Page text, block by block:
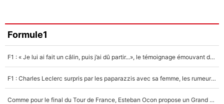
Faris Moumbagna
5%
Un autre joueur
5%
Formule1
F1 : « Je lui ai fait un câlin, puis j’ai dû partir...», le témoignage émouvant de Max Verstappen sur sa fille
F1 : Charles Leclerc surpris par les paparazzis avec sa femme, les rumeurs étaient vraies !
Comme pour le final du Tour de France, Esteban Ocon propose un Grand Prix de Formule 1 à Paris : «Autour de l’Arc de Triomphe, ce serait génial» !